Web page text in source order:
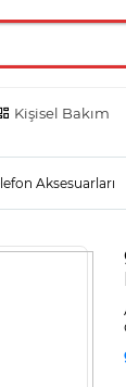
Kişisel Bakım
Aksesuarları